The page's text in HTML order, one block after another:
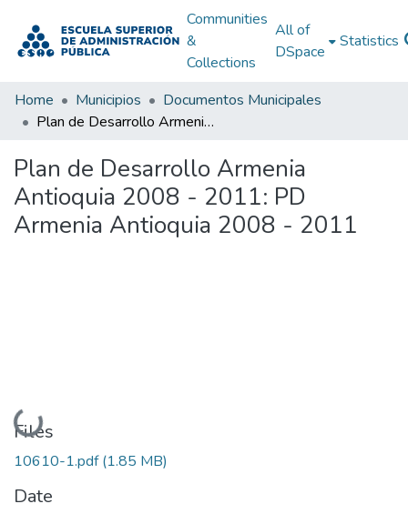
Communities
&
Collections
All of
DSpace
Statistics
Home Municipios
Documentos Municipales
Plan de Desarrollo Armenia Antioquia 2008 - 2011: PD Armenia Antioquia 2008 - 2011
Plan de Desarrollo Armenia
Antioquia 2008 - 2011: PD
Armenia Antioquia 2008 - 2011
Loading...
Files
10610-1.pdf(1.85 MB)
Date